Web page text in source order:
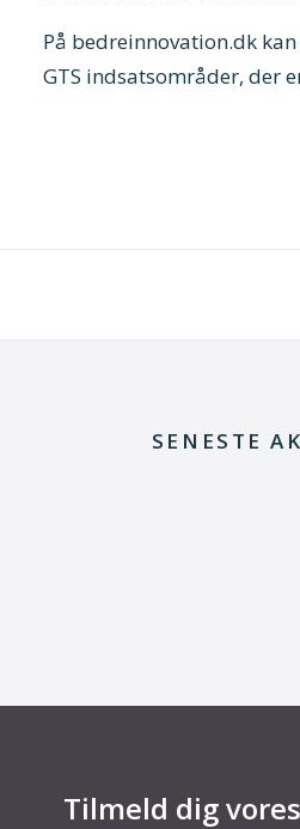
På bedreinnovation.dk
GTS indsatsområder, der
SENESTE
Tilmeld dig